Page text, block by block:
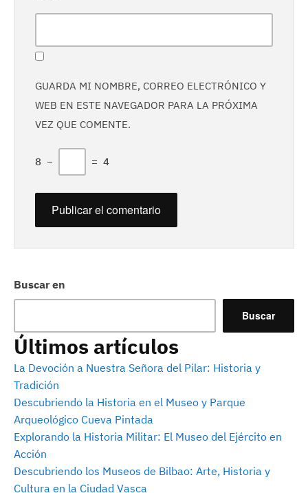
Buscar en
Buscar
Últimos artículos
La Devoción a Nuestra Señora del Pilar: Historia y
Tradición
Descubriendo la Historia en el Museo y Parque
Arqueológico Cueva Pintada
Explorando la Historia Militar: El Museo del Ejército en
Acción
Descubriendo los Museos de Bilbao: Arte, Historia y
Cultura en la Ciudad Vasca
GUARDA MI NOMBRE, CORREO ELECTRÓNICO Y
WEB EN ESTE NAVEGADOR PARA LA PRÓXIMA
VEZ QUE COMENTE.
8 − = 4